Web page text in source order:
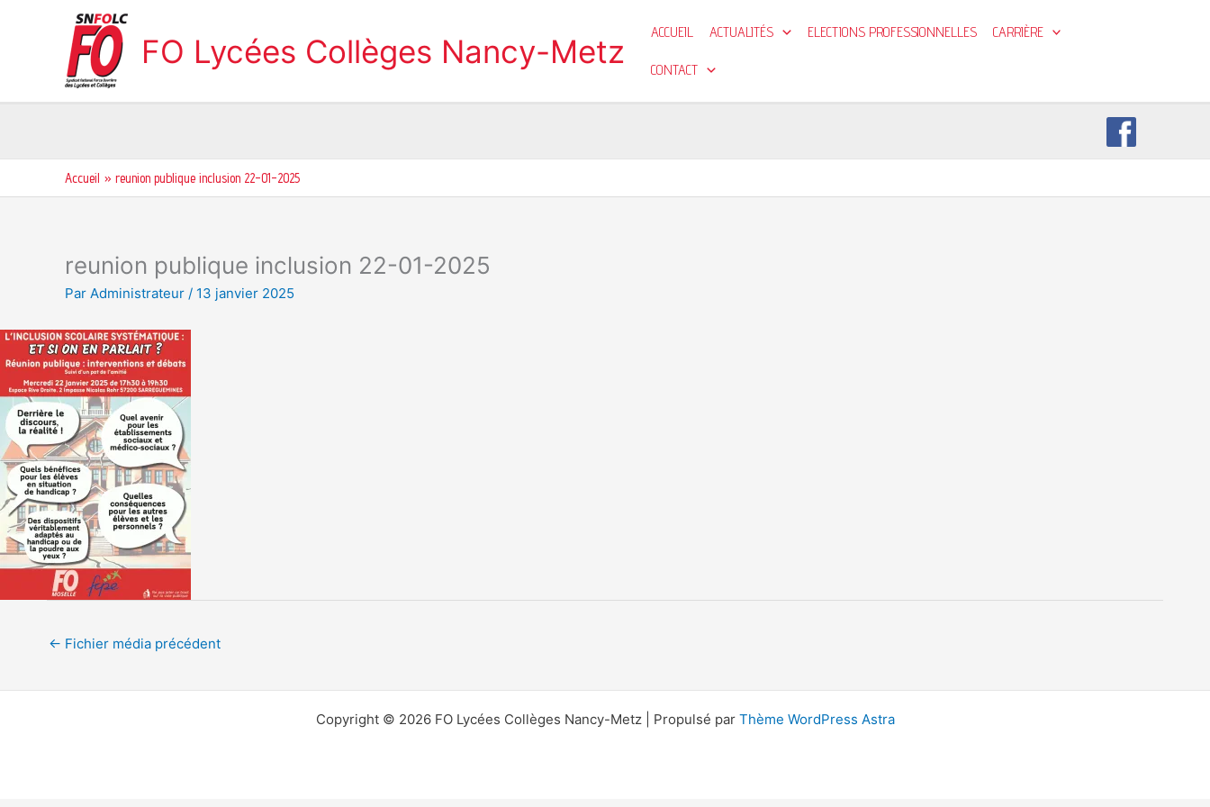
FO Lycées Collèges Nancy-Metz
ACCUEIL ACTUALITÉS ELECTIONS PROFESSIONNELLES CARRIÈRE
CONTACT
Accueil reunion publique inclusion 22-01-2025
reunion publique inclusion 22-01-2025
Par Administrateur / 13 janvier 2025
← Fichier média précédent
Copyright © 2026 FO Lycées Collèges Nancy-Metz | Propulsé par Thème WordPress Astra